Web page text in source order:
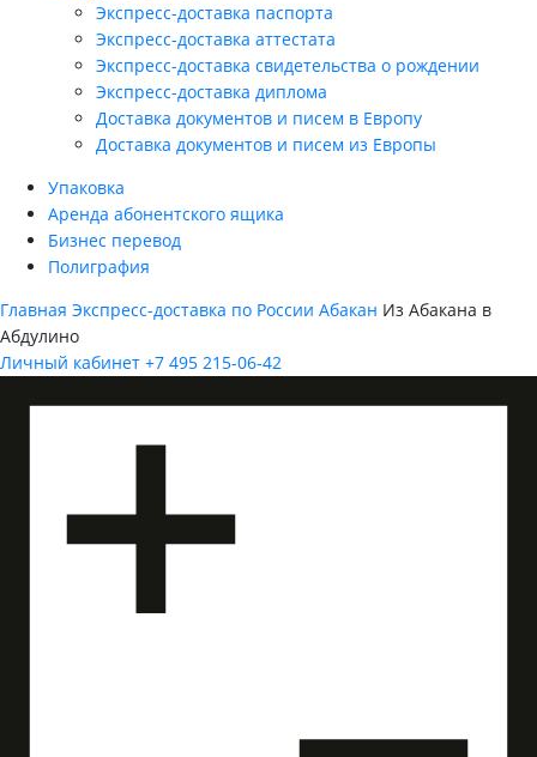
Экспресс-доставка паспорта
Экспресс-доставка аттестата
Экспресс-доставка свидетельства о рождении
Экспресс-доставка диплома
Доставка документов и писем в Европу
Доставка документов и писем из Европы
Упаковка
Аренда абонентского ящика
Бизнес перевод
Полиграфия
Главная Экспресс-доставка по России Абакан Из Абакана в
Абдулино
Личный кабинет +7 495 215-06-42